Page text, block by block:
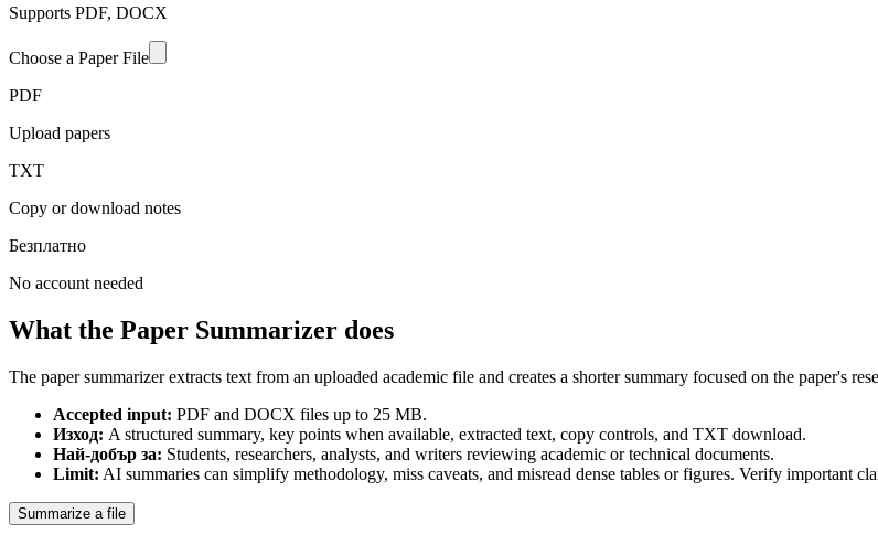
Supports PDF, DOCX
Choose a Paper File
PDF
Upload papers
TXT
Copy or download notes
Безплатно
No account needed
What the Paper Summarizer does
The paper summarizer extracts text from an uploaded academic file and creates a shorter summary focused on the paper's
Accepted input: PDF and DOCX files up to 25 MB.
Изход: A structured summary, key points when available, extracted text, copy controls, and TXT download.
Най-добър за: Students, researchers, analysts, and writers reviewing academic or technical documents.
Limit: AI summaries can simplify methodology, miss caveats, and misread dense tables or figures. Verify important
Summarize a file